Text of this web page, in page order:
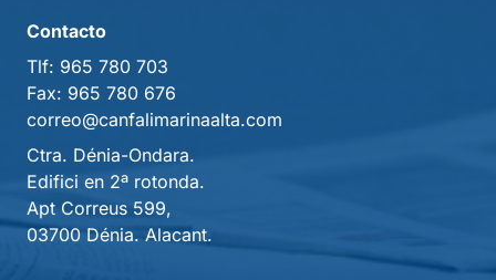
Contacto
Tlf: 965 780 703
Fax: 965 780 676
correo@canfalimarinaalta.com
Ctra. Dénia-Ondara.
Edifici en 2ª rotonda.
Apt Correus 599,
03700 Dénia. Alacant.